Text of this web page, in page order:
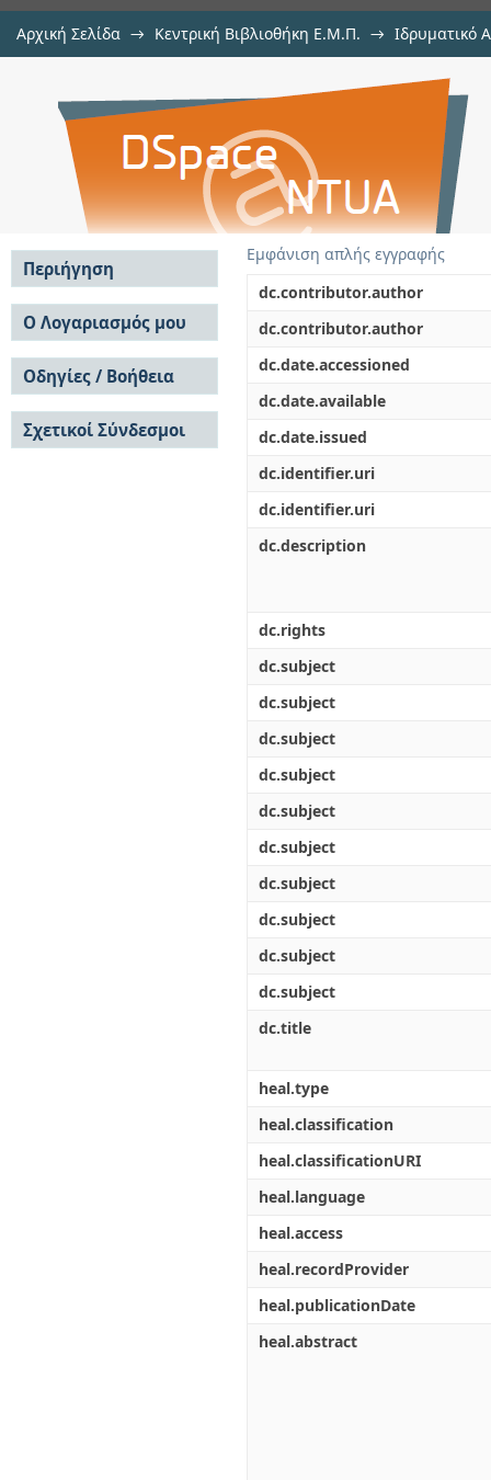
Αρχική Σελίδα → Κεντρική Βιβλιοθήκη Ε.Μ.Π. → Ιδρυματικό
Ποιοτική ανάλυση των
ποταμού Άραχθου
Εμφάνιση απλής εγγραφής
dc.contributor.author
dc.contributor.author
dc.date.accessioned
dc.date.available
dc.date.issued
dc.identifier.uri
dc.identifier.uri
dc.description
dc.rights
dc.subject
dc.subject
dc.subject
dc.subject
dc.subject
dc.subject
dc.subject
dc.subject
dc.subject
dc.subject
dc.title
heal.type
heal.classification
heal.classificationURI
heal.language
heal.access
heal.recordProvider
heal.publicationDate
heal.abstract
Περιήγηση
Σε όλο το DSpace
Κοινότητες & Συλλογές
Ανά Ημερομηνία
Έκδοσης
Συγγραφείς
Τίτλοι
Θέματα
Ο Λογαριασμός μου
Σύνδεση
Εγγραφή
Οδηγίες / Βοήθεια
Οδηγίες Υποβολής
Οδηγίες Χρήσης ΙΑ
Συχνές Ερωτήσεις
Σχετικοί Σύνδεσμοι